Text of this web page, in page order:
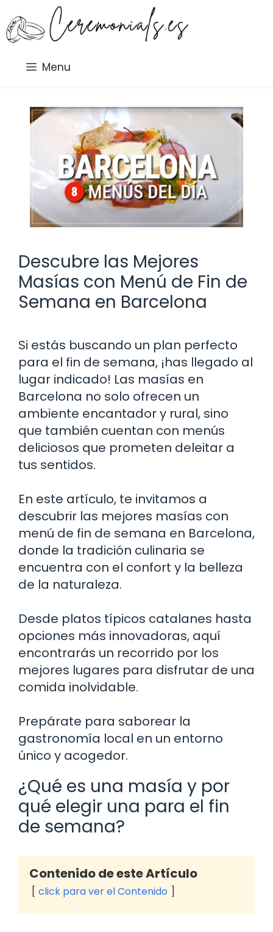
al
contenido
Menu
Descubre las Mejores
Masías con Menú de Fin de
Semana en Barcelona
Si estás buscando un plan perfecto
para el fin de semana, ¡has llegado al
lugar indicado! Las masías en
Barcelona no solo ofrecen un
ambiente encantador y rural, sino
que también cuentan con menús
deliciosos que prometen deleitar a
tus sentidos.
En este artículo, te invitamos a
descubrir las mejores masías con
menú de fin de semana en Barcelona,
donde la tradición culinaria se
encuentra con el confort y la belleza
de la naturaleza.
Desde platos típicos catalanes hasta
opciones más innovadoras, aquí
encontrarás un recorrido por los
mejores lugares para disfrutar de una
comida inolvidable.
Prepárate para saborear la
gastronomía local en un entorno
único y acogedor.
¿Qué es una masía y por
qué elegir una para el fin
de semana?
Contenido de este Artículo
click para ver el Contenido